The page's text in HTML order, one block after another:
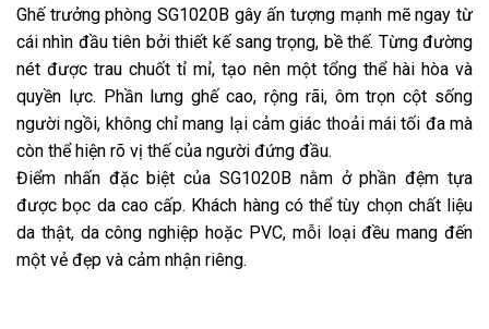
Ghế trưởng phòng SG1020B gây ấn tượng mạnh mẽ ngay từ
cái nhìn đầu tiên bởi thiết kế sang trọng, bề thế. Từng đường
nét được trau chuốt tỉ mỉ, tạo nên một tổng thể hài hòa và
quyền lực. Phần lưng ghế cao, rộng rãi, ôm trọn cột sống
người ngồi, không chỉ mang lại cảm giác thoải mái tối đa mà
còn thể hiện rõ vị thế của người đứng đầu.
Điểm nhấn đặc biệt của SG1020B nằm ở phần đệm tựa
được bọc da cao cấp. Khách hàng có thể tùy chọn chất liệu
da thật, da công nghiệp hoặc PVC, mỗi loại đều mang đến
một vẻ đẹp và cảm nhận riêng.